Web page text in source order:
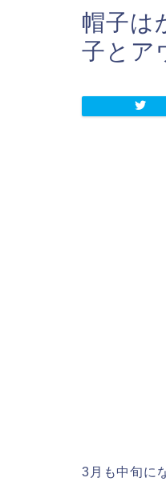
帽子は
子とア
3月も中旬に